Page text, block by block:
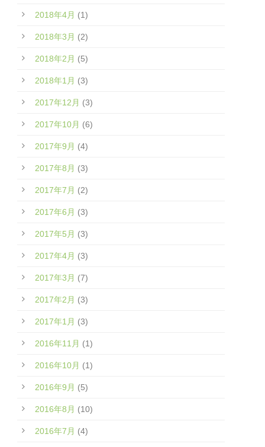
2018年4月 (1)
2018年3月 (2)
2018年2月 (5)
2018年1月 (3)
2017年12月 (3)
2017年10月 (6)
2017年9月 (4)
2017年8月 (3)
2017年7月 (2)
2017年6月 (3)
2017年5月 (3)
2017年4月 (3)
2017年3月 (7)
2017年2月 (3)
2017年1月 (3)
2016年11月 (1)
2016年10月 (1)
2016年9月 (5)
2016年8月 (10)
2016年7月 (4)